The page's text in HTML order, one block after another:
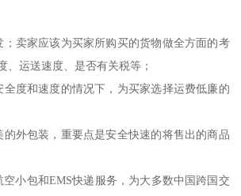
；卖家应该为买家所购买的货物做全方面的考
、运送速度、是否有关税等；
全度和速度的情况下，为买家选择运费低廉的
的外包装，重要点是安全快速的将售出的商品
小包和EMS快递服务，为大多数中国跨国交